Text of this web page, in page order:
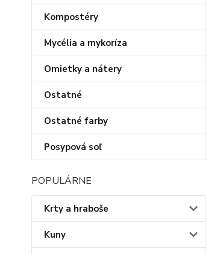
Kompostéry
Mycélia a mykoríza
Omietky a nátery
Ostatné
Ostatné farby
Posypová soľ
POPULÁRNE
Krty a hraboše
Kuny